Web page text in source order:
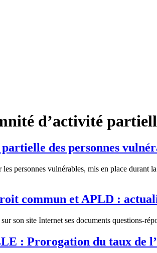
d’activité
des personnes
personnes vulnérables, mis en place durant
commun et APLD :
son site Internet ses documents questions-
: Prorogation du taux de